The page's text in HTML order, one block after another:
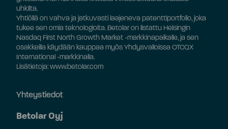
uhkilta.
Yhtiöllä on vahva ja jatkuvasti laajeneva patenttiportfolio, joka
tukee sen omia teknologioita. Betolar on listattu Helsingin
Nasdaq First North Growth Market -markkinapaikalle, ja sen
osakkeilla käydään kauppaa myös Yhdysvalloissa OTCQX
International -markkinalla.
Lisätietoja: www.betolar.com
Yhteystiedot
Betolar Oyj